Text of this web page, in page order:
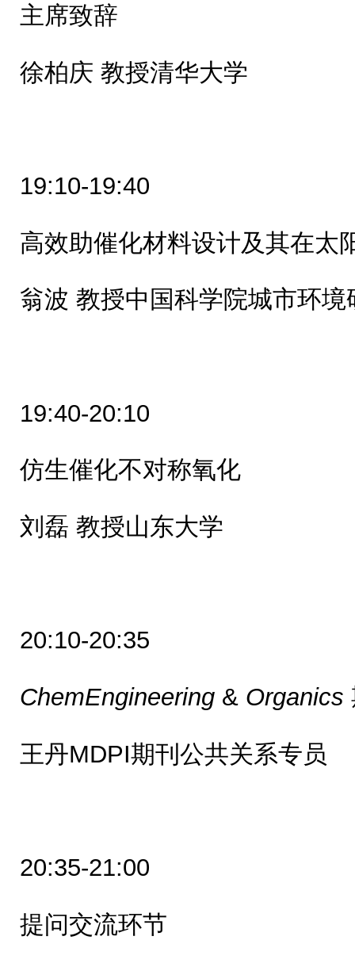
主席致辞
徐柏庆 教授清华大学
19:10-19:40
高效助催化材料设计及其在太
翁波 教授中国科学院城市环境
19:40-20:10
仿生催化不对称氧化
刘磊 教授山东大学
20:10-20:35
ChemEngineering & Organics
王丹MDPI期刊公共关系专员
20:35-21:00
提问交流环节